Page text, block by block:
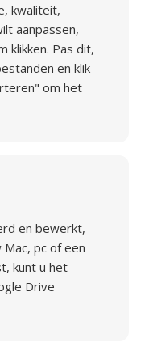
kwaliteit,
aanpassen,
klikken. Pas dit,
en klik
om het
en bewerkt,
pc of een
kunt u het
Drive